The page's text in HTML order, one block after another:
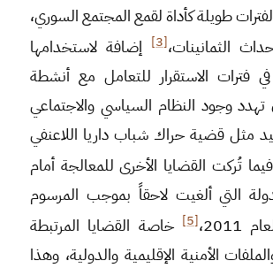
طويلة كأداة لقمع المجتمع السوري،
الثمانينات،[3]
إضافة لاستخدامها
فترات الاستقرار للتعامل مع أنشطة
وجود النظام السياسي والاجتماعي
مثل قضية حراك شباب داريا اللاعنفي
فيما تُركت القضايا الأخرى للمعالجة أمام
التي ألغيت لاحقاً بموجب المرسوم
[5]
خاصة القضايا المرتبطة
الأمنية الإقليمية والدولية، وهذا